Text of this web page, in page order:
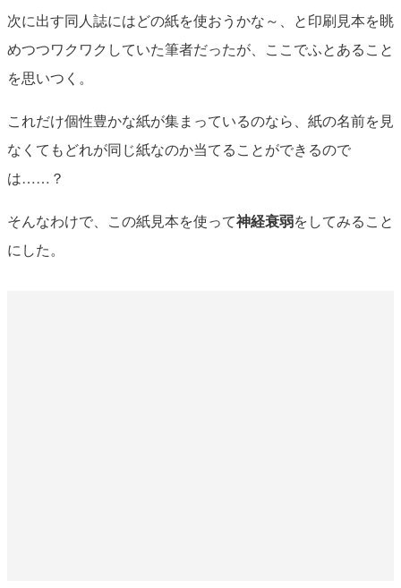
次に出す同人誌にはどの紙を使おうかな～、と印刷見本を眺
めつつワクワクしていた筆者だったが、ここでふとあること
を思いつく。
これだけ個性豊かな紙が集まっているのなら、紙の名前を見
なくてもどれが同じ紙なのか当てることができるので
は……？
そんなわけで、この紙見本を使って神経衰弱をしてみること
にした。